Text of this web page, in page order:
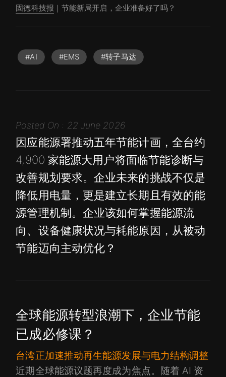
固德科技报 ｜节能新局开启，企业准备好了吗？
#AI #EMS #转子马达
Posted On : 22 June 2026
因应能源署推动五年节能计画，全台约
4,900 家能源大用户将面临节能诊断与
改善规划要求。企业未来的挑战不仅是
降低用电量，更是建立长期且有效的能
源管理机制。企业该如何掌握能源流
向、设备健康状况与耗能原因，从被动
节能迈向主动优化？
全球能源转型浪潮下，企业节能
已成必修课？
台湾正加速推动再生能源发展与电力结构调整
近期全球能源议题再度成为焦点。随着 AI 资